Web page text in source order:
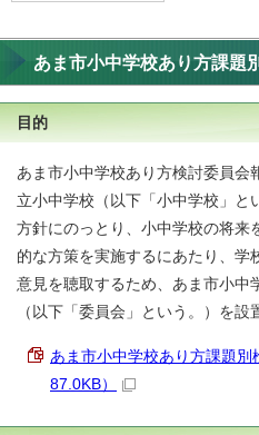
あま市小中学校あり方課題
目的
あま市小中学校あり方検討委員会
立小中学校（以下「小中学校」と
方針にのっとり、小中学校の将来
的な方策を実施するにあたり、学
意見を聴取するため、あま市小中
（以下「委員会」という。）を設
あま市小中学校あり方課題別
87.0KB）